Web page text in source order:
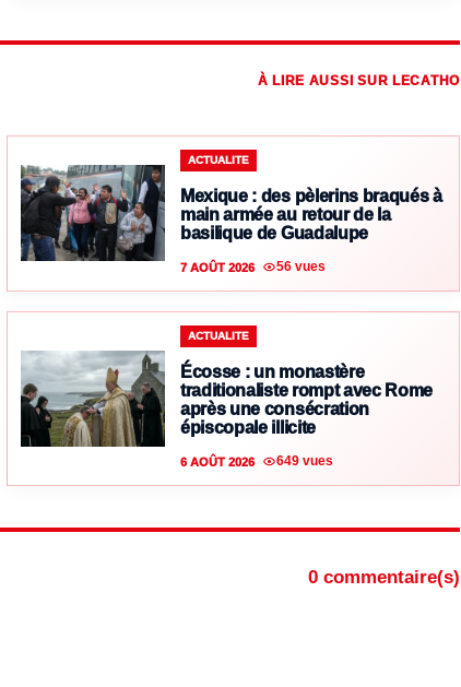
À LIRE AUSSI SUR LECATHO
ACTUALITE
Mexique : des pèlerins braqués à
main armée au retour de la
basilique de Guadalupe
7 AOÛT 2026 56 vues
ACTUALITE
Écosse : un monastère
traditionaliste rompt avec Rome
après une consécration
épiscopale illicite
6 AOÛT 2026 649 vues
0 commentaire(s)